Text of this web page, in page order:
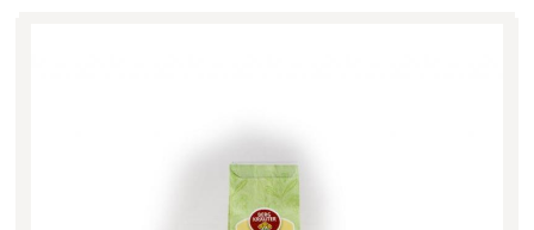
Kuglbauer - Familie Bischof
La Toscana Anita Wolf e.U.